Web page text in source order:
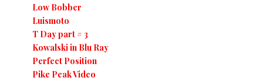
Low Bobber
Luismoto
T Day part # 3
Kowalski in Blu Ray
Perfect Position
Pike Peak Video